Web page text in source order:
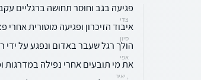
פגיעה בגב וחוסר תחושה ברגליים
צדי
איבוד הזיכרון ופגיעה מוטורית
סיון
הולך רגל שעבר באדום ונפגע על
אפי
את מי תובעים אחרי נפילה במדרגות
, יאיר